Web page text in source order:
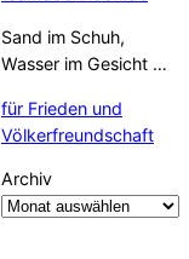
Sand im Schuh,
Wasser im Gesicht …
für Frieden und
Völkerfreundschaft
Archiv